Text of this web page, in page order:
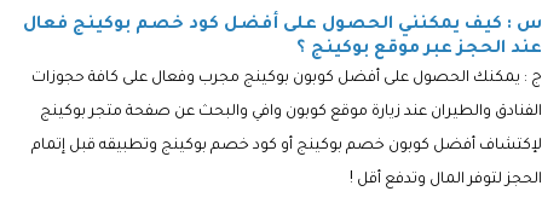
س : كيف يمكنني الحصول على أفضل كود خصم بوكينج فعال
عند الحجز عبر موقع بوكينج ؟
ج : يمكنك الحصول على أفضل كوبون بوكينج مجرب وفعال على كافة حجوزات
الفنادق والطيران عند زيارة موقع كوبون وافي والبحث عن صفحة متجر بوكينج
لإكتشاف أفضل كوبون خصم بوكينج أو كود خصم بوكينج وتطبيقه قبل إتمام
الحجز لتوفر المال وتدفع أقل !